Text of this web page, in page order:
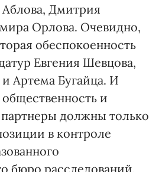
Дмитрия
Орлова. Очевидно,
обеспокоенность
Евгения Шевцова,
Артема Бугайца. И
и
должны только
в контроле
бюро расследований.